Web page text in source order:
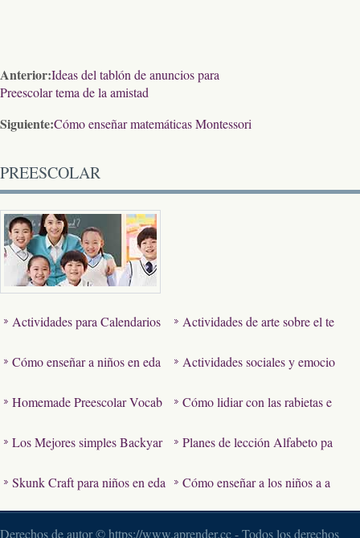
Anterior:Ideas del tablón de anuncios para
Preescolar tema de la amistad
Siguiente:Cómo enseñar matemáticas Montessori
PREESCOLAR
Actividades para Calendarios
Actividades de arte sobre el te
l…
Cómo enseñar a niños en eda
r…
Actividades sociales y emocio
o…
Homemade Preescolar Vocab
Cómo lidiar con las rabietas e
Los Mejores simples Backyar
Planes de lección Alfabeto pa
Skunk Craft para niños en eda
Cómo enseñar a los niños a a
l…
Derechos de autor © https://www.aprender.cc - Todos los derechos